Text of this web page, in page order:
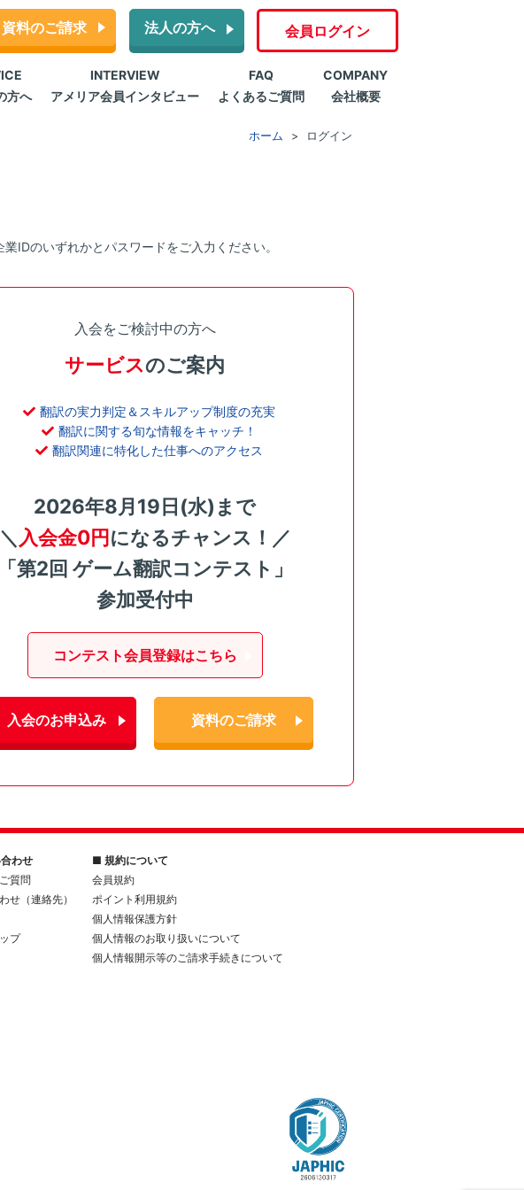
資料のご請求 法人の方へ 会員ログイン
方へ
INTERVIEW
アメリア会員インタビュー
FAQ
よくあるご質問
COMPANY
会社概要
ホーム ログイン
IDのいずれかとパスワードをご入力ください。
入会をご検討中の方へ
サービスのご案内
翻訳の実力判定＆スキルアップ制度の充実
翻訳に関する旬な情報をキャッチ！
翻訳関連に特化した仕事へのアクセス
2026年8月19日(水)まで
＼ 入会金0円になるチャンス！／
「第2回 ゲーム翻訳コンテスト」
参加受付中
コンテスト会員登録はこちら
入会のお申込み 資料のご請求
わせ
質問
せ（連絡先）
プ
■ 規約について
会員規約
ポイント利用規約
個人情報保護方針
個人情報のお取り扱いについて
個人情報開示等のご請求手続きについて